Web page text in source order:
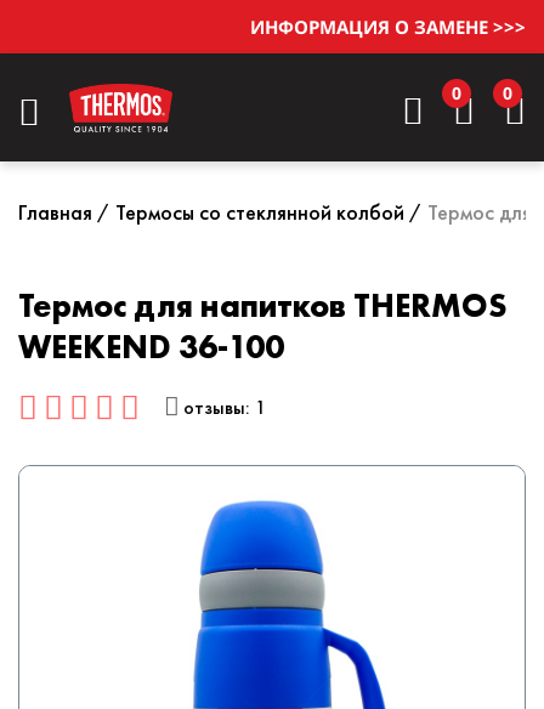
ИНФОРМАЦИЯ О ЗАМЕНЕ >>>
0 0
Главная Термосы со стеклянной колбой Термос для
Термос для напитков THERMOS
WEEKEND 36-100
отзывы: 1